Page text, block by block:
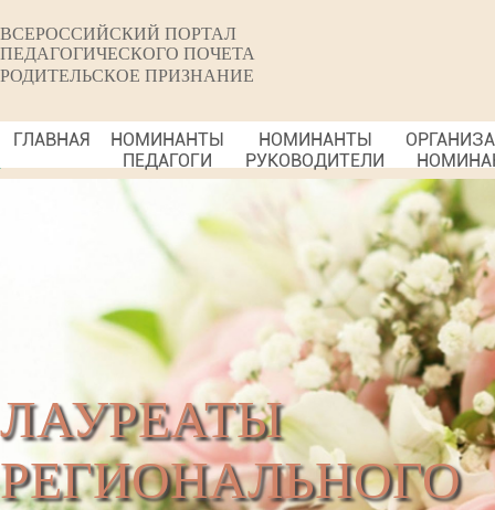
ВСЕРОССИЙСКИЙ ПОРТАЛ
ПЕДАГОГИЧЕСКОГО ПОЧЕТА
РОДИТЕЛЬСКОЕ ПРИЗНАНИЕ
ГЛАВНАЯ
НОМИНАНТЫ
ПЕДАГОГИ
НОМИНАНТЫ
РУКОВОДИТЕЛИ
ЛАУРЕАТЫ
РЕГИОНАЛЬНОГО